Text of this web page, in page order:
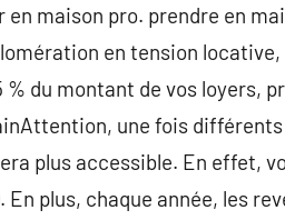
en maison pro. prendre en
en tension locative,
du montant de vos loyers,
une fois
plus accessible. En effet,
plus, chaque année, les